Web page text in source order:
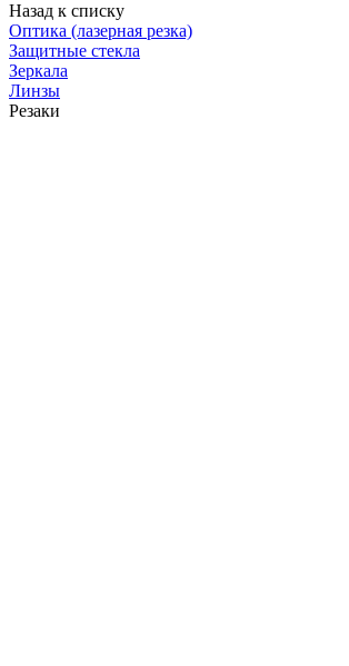
Назад к списку
Оптика (лазерная резка)
Защитные стекла
Зеркала
Линзы
Резаки